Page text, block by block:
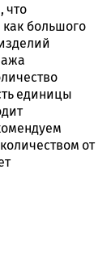
что
большого
единицы
от